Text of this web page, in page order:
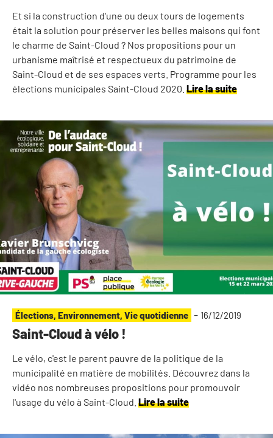
Et si la construction d'une ou deux tours de logements
était la solution pour préserver les belles maisons qui font
le charme de Saint-Cloud ? Nos propositions pour un
urbanisme maîtrisé et respectueux du patrimoine de
Saint-Cloud et de ses espaces verts. Programme pour les
élections municipales Saint-Cloud 2020. Lire la suite
Élections, Environnement, Vie quotidienne - 16/12/2019
Saint-Cloud à vélo !
Le vélo, c'est le parent pauvre de la politique de la
municipalité en matière de mobilités. Découvrez dans la
vidéo nos nombreuses propositions pour promouvoir
l'usage du vélo à Saint-Cloud. Lire la suite